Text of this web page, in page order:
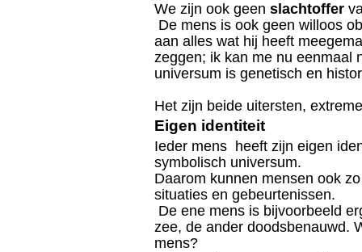
We zijn ook geen slachtoffer
De mens is ook geen willoos
aan alles wat hij heeft
zeggen; ik kan me nu eenmaal
universum is genetisch en
Het zijn beide uitersten,
Eigen identiteit
Ieder mens heeft zijn eigen
symbolisch universum.
Daarom kunnen mensen ook
situaties en gebeurtenissen.
De ene mens is bijvoorbeeld
zee, de ander doodsbenauwd.
mens?